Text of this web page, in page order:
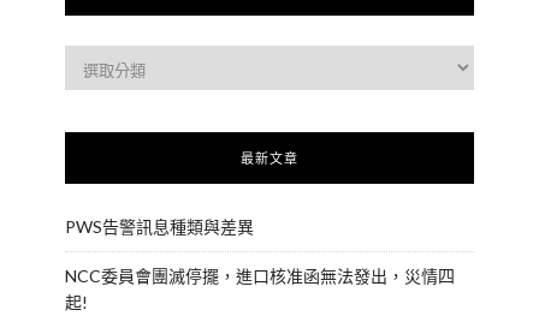
最新文章
PWS告警訊息種類與差異
NCC委員會團滅停擺，進口核准函無法發出，災情四
起!